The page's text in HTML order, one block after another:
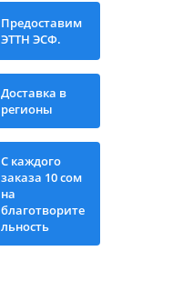
Предоставим
ЭТТН ЭСФ.
Доставка в
регионы
С каждого
заказа 10 сом
на
благотворите
льность